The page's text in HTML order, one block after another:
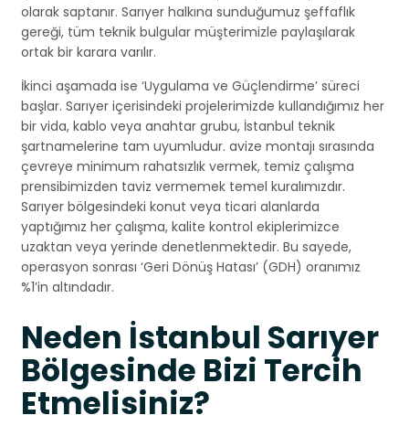
olarak saptanır. Sarıyer halkına sunduğumuz şeffaflık
gereği, tüm teknik bulgular müşterimizle paylaşılarak
ortak bir karara varılır.
İkinci aşamada ise ‘Uygulama ve Güçlendirme’ süreci
başlar. Sarıyer içerisindeki projelerimizde kullandığımız her
bir vida, kablo veya anahtar grubu, İstanbul teknik
şartnamelerine tam uyumludur. avize montajı sırasında
çevreye minimum rahatsızlık vermek, temiz çalışma
prensibimizden taviz vermemek temel kuralımızdır.
Sarıyer bölgesindeki konut veya ticari alanlarda
yaptığımız her çalışma, kalite kontrol ekiplerimizce
uzaktan veya yerinde denetlenmektedir. Bu sayede,
operasyon sonrası ‘Geri Dönüş Hatası’ (GDH) oranımız
%1’in altındadır.
Neden İstanbul Sarıyer
Bölgesinde Bizi Tercih
Etmelisiniz?